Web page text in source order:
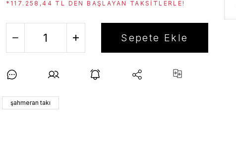
*117.258,44 TL DEN BAŞLAYAN TAKSITLERLE!
Sepete Ekle
şahmeran takı